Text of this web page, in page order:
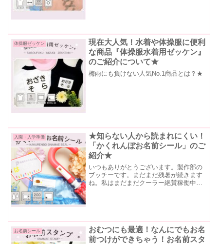
体操服ゼッケン
現在大人気！水着や体操服に便利
な商品『体操服水着用ゼッケン』
のご紹介について★
梅雨にも負けない人気No.1商品とは？★
入園・入学準備
★知らない人から読まれにくい！
「かくれんぼお名前シール」のご
紹介★
いつもありがとうございます。製作部の
ブッチーです。まだまだ残暑が続きます
ね。私はまだまだクーラー絶賛稼働中の
お名前シール
おむつにも最適！なんにでもお名
前つけができちゃう！お名前スタ